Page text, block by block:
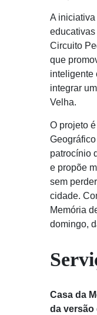
A
Circuito
que
inteligente
integrar
Velha.
O projeto
patrocínio
e propõe
sem
cidade.
Memória
domingo,
Casa da
da versão